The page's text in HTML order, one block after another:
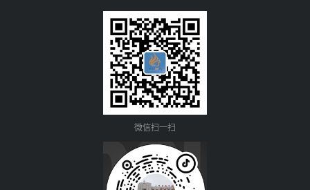
微信扫一扫